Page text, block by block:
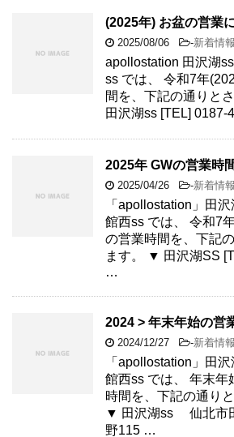
(2025年) お盆の営業
2025/08/06 -新着情報
apollostation 田沢湖
ss では、 令和7年
間を、下記の通りと
田沢湖ss [TEL]
2025年 GWの営業時
2025/04/26 -新着情報
「apollostation」田
館西ss では、 令和7
の営業時間を、下記
ます。 ▼ 田沢湖SS
…
2024 > 年末年始の営
2024/12/27 -新着情報
「apollostation」田
館西ss では、 年末年
時間を、下記の通り
▼ 田沢湖ss 仙北市
野115 …